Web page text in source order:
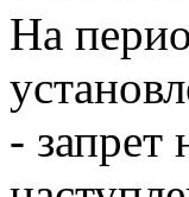
На
- запрет